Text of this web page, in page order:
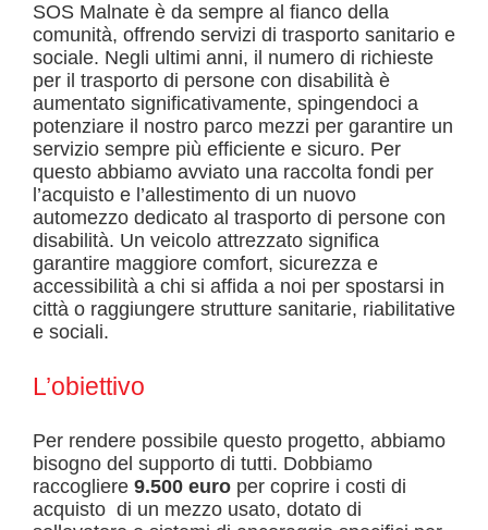
SOS Malnate è da sempre al fianco della
comunità, offrendo servizi di trasporto sanitario e
sociale. Negli ultimi anni, il numero di richieste
per il trasporto di persone con disabilità è
aumentato significativamente, spingendoci a
potenziare il nostro parco mezzi per garantire un
servizio sempre più efficiente e sicuro. Per
questo abbiamo avviato una raccolta fondi per
l’acquisto e l’allestimento di un nuovo
automezzo dedicato al trasporto di persone con
disabilità. Un veicolo attrezzato significa
garantire maggiore comfort, sicurezza e
accessibilità a chi si affida a noi per spostarsi in
città o raggiungere strutture sanitarie, riabilitative
e sociali.
L’obiettivo
Per rendere possibile questo progetto, abbiamo
bisogno del supporto di tutti. Dobbiamo
raccogliere 9.500 euro per coprire i costi di
acquisto di un mezzo usato, dotato di